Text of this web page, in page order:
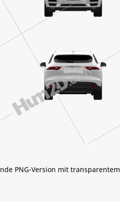
PNG-Version mit transparentem